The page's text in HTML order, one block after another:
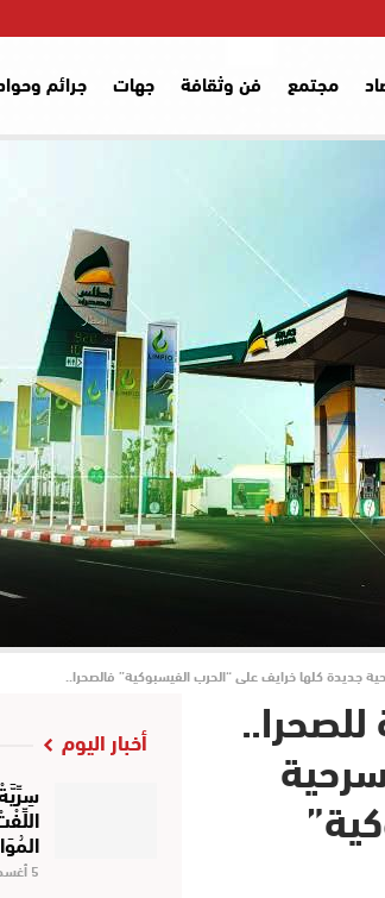
مجتمع فن وثقافة جهات جرائم
جديدة كلها خرايف على “الحرب الفيسبوكية” فالصحرا..
للصحرا.. أخبار اليوم
5 أغسطس 2026